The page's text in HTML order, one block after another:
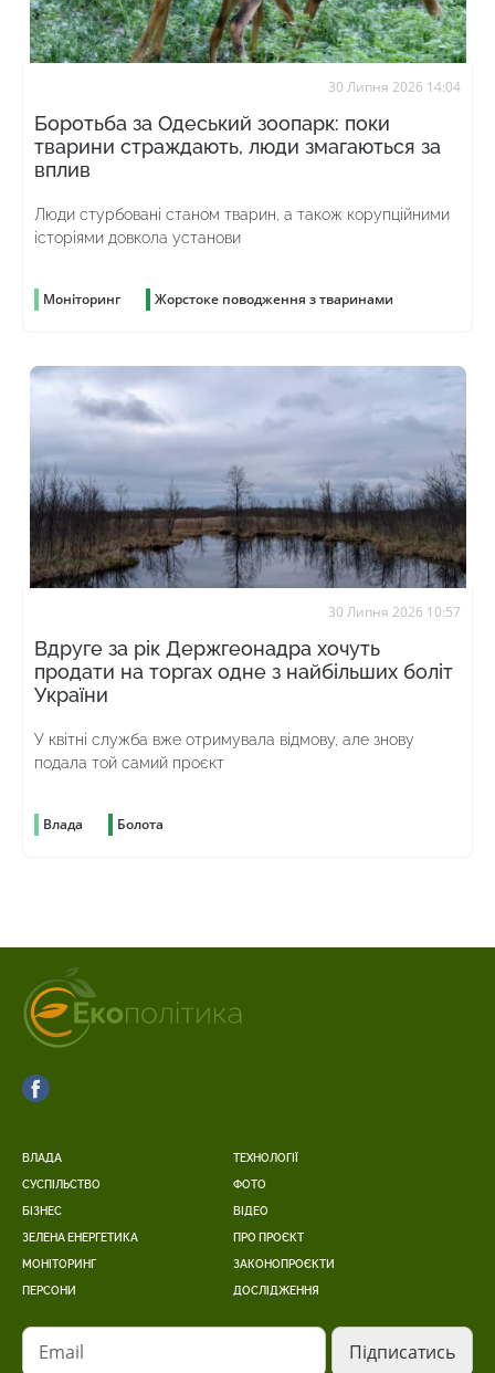
30 Липня 2026 14:04
Боротьба за Одеський зоопарк: поки
тварини страждають, люди змагаються за
вплив
Люди стурбовані станом тварин, а також корупційними
історіями довкола установи
Моніторинг Жорстоке поводження з тваринами
30 Липня 2026 10:57
Вдруге за рік Держгеонадра хочуть
продати на торгах одне з найбільших боліт
України
У квітні служба вже отримувала відмову, але знову
подала той самий проєкт
Влада Болота
ВЛАДА
СУСПІЛЬСТВО
БІЗНЕС
ЗЕЛЕНА ЕНЕРГЕТИКА
МОНІТОРИНГ
ПЕРСОНИ
ТЕХНОЛОГІЇ
ФОТО
ВІДЕО
ПРО ПРОЄКТ
ЗАКОНОПРОЄКТИ
ДОСЛІДЖЕННЯ
Email